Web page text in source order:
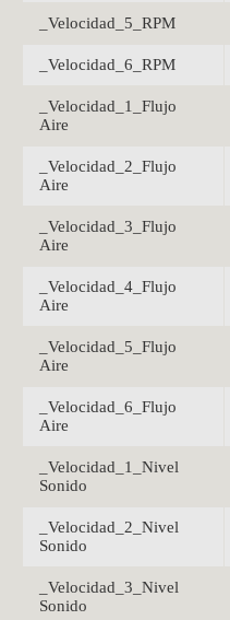
_Velocidad_5_RPM
_Velocidad_6_RPM
_Velocidad_1_Flujo
Aire
_Velocidad_2_Flujo
Aire
_Velocidad_3_Flujo
Aire
_Velocidad_4_Flujo
Aire
_Velocidad_5_Flujo
Aire
_Velocidad_6_Flujo
Aire
_Velocidad_1_Nivel
Sonido
_Velocidad_2_Nivel
Sonido
_Velocidad_3_Nivel
Sonido